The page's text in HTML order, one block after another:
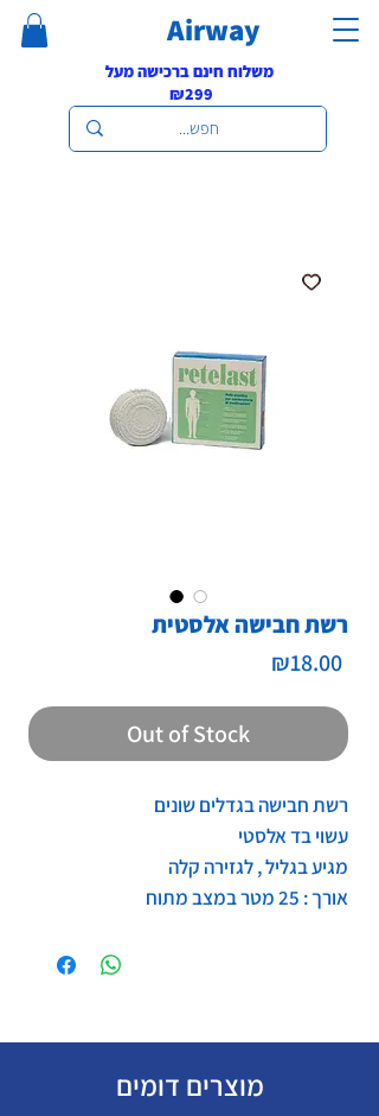
Airway
משלוח חינם ברכישה מעל
₪299
רשת חבישה אלסטית
₪18.00Price
Out of Stock
רשת חבישה בגדלים שונים
עשוי בד אלסטי
מגיע בגליל , לגזירה קלה
אורך : 25 מטר במצב מתוח
מוצרים דומים